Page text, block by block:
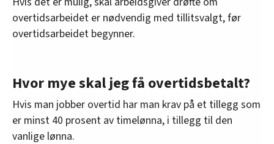
overtidsarbeidet er nødvendig med tillitsvalgt, før
overtidsarbeidet begynner.
Hvor mye skal jeg få overtidsbetalt?
Hvis man jobber overtid har man krav på et tillegg som
er minst 40 prosent av timelønna, i tillegg til den
vanlige lønna.